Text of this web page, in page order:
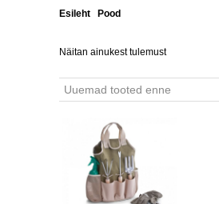
Esileht Pood
Näitan ainukest tulemust